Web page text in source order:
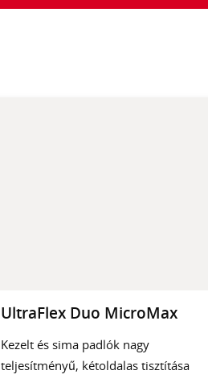
UltraFlex Duo MicroMax
Kezelt és sima padlók nagy
teljesítményű, kétoldalas tisztítása